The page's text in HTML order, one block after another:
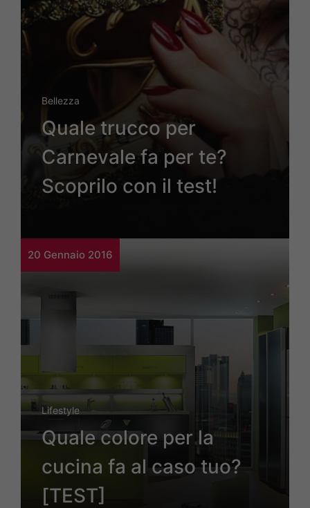
Bellezza
Quale trucco per
Carnevale fa per te?
Scoprilo con il test!
20 Gennaio 2016
Lifestyle
Quale colore per la
cucina fa al caso tuo?
[TEST]